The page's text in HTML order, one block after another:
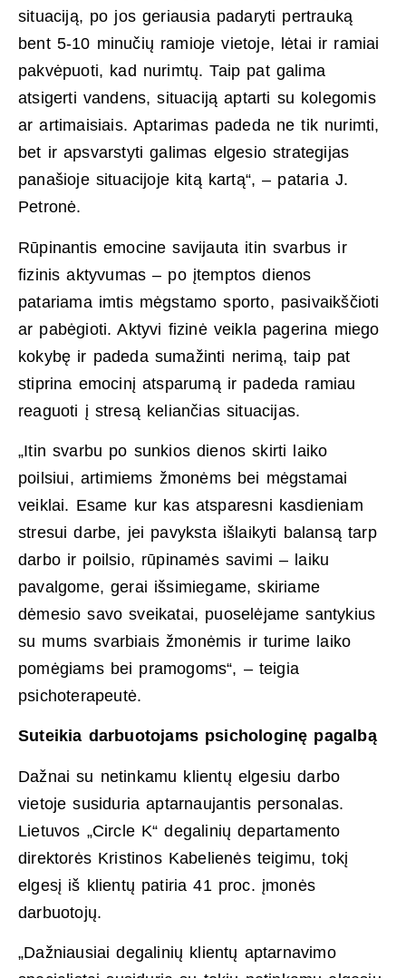
situaciją, po jos geriausia padaryti pertrauką
bent 5-10 minučių ramioje vietoje, lėtai ir ramiai
pakvėpuoti, kad nurimtų. Taip pat galima
atsigerti vandens, situaciją aptarti su kolegomis
ar artimaisiais. Aptarimas padeda ne tik nurimti,
bet ir apsvarstyti galimas elgesio strategijas
panašioje situacijoje kitą kartą“, – pataria J.
Petronė.
Rūpinantis emocine savijauta itin svarbus ir
fizinis aktyvumas – po įtemptos dienos
patariama imtis mėgstamo sporto, pasivaikščioti
ar pabėgioti. Aktyvi fizinė veikla pagerina miego
kokybę ir padeda sumažinti nerimą, taip pat
stiprina emocinį atsparumą ir padeda ramiau
reaguoti į stresą keliančias situacijas.
„Itin svarbu po sunkios dienos skirti laiko
poilsiui, artimiems žmonėms bei mėgstamai
veiklai. Esame kur kas atsparesni kasdieniam
stresui darbe, jei pavyksta išlaikyti balansą tarp
darbo ir poilsio, rūpinamės savimi – laiku
pavalgome, gerai išsimiegame, skiriame
dėmesio savo sveikatai, puoselėjame santykius
su mums svarbiais žmonėmis ir turime laiko
pomėgiams bei pramogoms“, – teigia
psichoterapeutė.
Suteikia darbuotojams psichologinę pagalbą
Dažnai su netinkamu klientų elgesiu darbo
vietoje susiduria aptarnaujantis personalas.
Lietuvos „Circle K“ degalinių departamento
direktorės Kristinos Kabelienės teigimu, tokį
elgesį iš klientų patiria 41 proc. įmonės
darbuotojų.
„Dažniausiai degalinių klientų aptarnavimo